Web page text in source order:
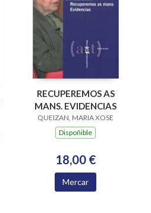
RECUPEREMOS AS
MANS. EVIDENCIAS
QUEIZAN, MARIA XOSE
Dispoñible
18,00 €
Mercar